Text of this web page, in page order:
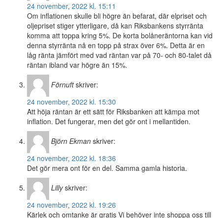
24 november, 2022 kl. 15:11
Om inflationen skulle bli högre än befarat, där elpriset och
oljepriset stiger ytterligare, då kan Riksbankens styrränta
komma att toppa kring 5%. De korta bolåneräntorna kan vid
denna styrränta nå en topp på strax över 6%. Detta är en
låg ränta jämfört med vad räntan var på 70- och 80-talet då
räntan ibland var högre än 15%.
Förnuft skriver:
24 november, 2022 kl. 15:30
Att höja räntan är ett sätt för Riksbanken att kämpa mot
inflation. Det fungerar, men det gör ont i mellantiden.
Björn Ekman skriver:
24 november, 2022 kl. 18:36
Det gör mera ont för en del. Samma gamla historia.
Lilly skriver:
24 november, 2022 kl. 19:26
Kärlek och omtanke är gratis Vi behöver inte shoppa oss till